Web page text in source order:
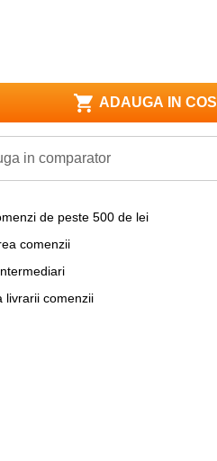
ADAUGA IN COS
in comparator
de peste 500 de lei
comenzii
livrarii comenzii